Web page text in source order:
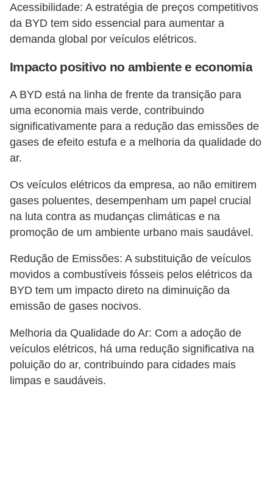
Acessibilidade: A estratégia de preços competitivos
da BYD tem sido essencial para aumentar a
demanda global por veículos elétricos.
Impacto positivo no ambiente e economia
A BYD está na linha de frente da transição para
uma economia mais verde, contribuindo
significativamente para a redução das emissões de
gases de efeito estufa e a melhoria da qualidade do
ar.
Os veículos elétricos da empresa, ao não emitirem
gases poluentes, desempenham um papel crucial
na luta contra as mudanças climáticas e na
promoção de um ambiente urbano mais saudável.
Redução de Emissões: A substituição de veículos
movidos a combustíveis fósseis pelos elétricos da
BYD tem um impacto direto na diminuição da
emissão de gases nocivos.
Melhoria da Qualidade do Ar: Com a adoção de
veículos elétricos, há uma redução significativa na
poluição do ar, contribuindo para cidades mais
limpas e saudáveis.